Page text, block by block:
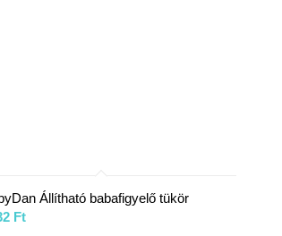
Állítható babafigyelő tükör
Ft